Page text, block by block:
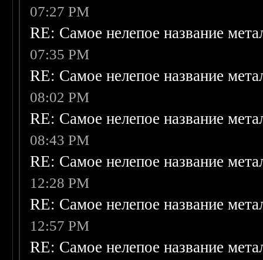
07:27 PM
RE: Самое нелепое название
07:35 PM
RE: Самое нелепое название
08:02 PM
RE: Самое нелепое название
08:43 PM
RE: Самое нелепое название
12:28 PM
RE: Самое нелепое название
12:57 PM
RE: Самое нелепое название